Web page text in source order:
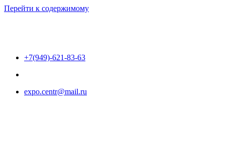
Перейти к содержимому
+7(949)-621-83-63
expo.centr@mail.ru